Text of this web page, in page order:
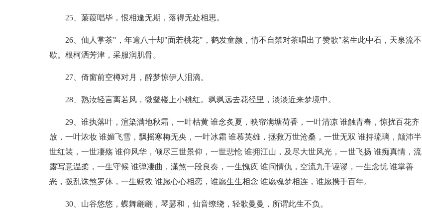
25、蒹葭唱毕，恨相逢无期，落得无处相思。
26、仙人掌茶"，年逾八十却"面若桃花"，鹤发童颜，情不自禁对茶唱出了赞歌"茗生此中石，天泉流不
歇。根柯洒芳津，采服润肌骨。
27、倚窗前空樽对月，醉梦惊伊人泪滴。
28、熟汝轻言离若风，微颦楼上小桃红。飒飒远去花径里，淡淡近来梦境中。
29、谁执落叶，渲染满地秋霜，一叶枯黄 谁念炙夏，映帘满塘荷香，一叶清凉 谁触青春，惊扰百花齐
放，一叶浓妆 谁媚飞雪，飘摇寒梅无央，一叶冰霜 谁慕英雄，拯救万世沧桑，一世无双 谁持琉璃，颠沛半
世红装，一世凄殇 谁仰风华，倾尽三世景仰，一世悲怆 谁拥江山，及尽大世风光，一世飞扬 谁痴真情，流
露写意温柔，一生守候 谁弹凄曲，潇煞一段良奏，一生愧疚 谁问情仇，空流九千诬谬，一生念忧 谁掌善
恶，拨乱诛煞罗休，一生赎救 谁愿心心相恋，谁愿生生相念 谁愿魂梦相连，谁愿携手百年。
30、山谷悠悠，蝶舞翩翩，琴瑟和，仙音缭绕，轻歌曼曼，所谓此生不负。